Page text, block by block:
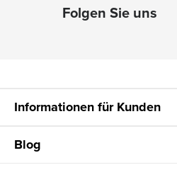
Informationen für Kunden
Blog